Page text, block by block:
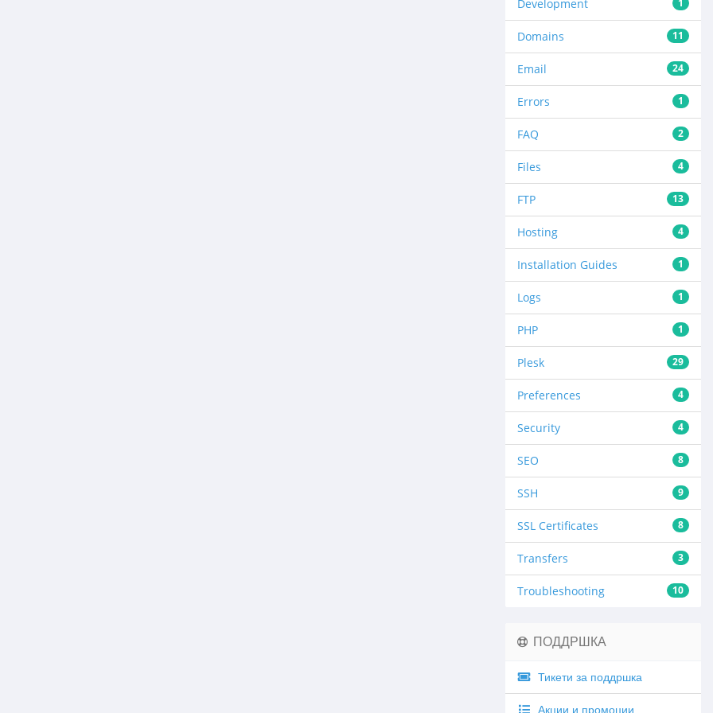
1
Development
11
Domains
24
Email
1
Errors
2
FAQ
4
Files
13
FTP
4
Hosting
1
Installation Guides
1
Logs
1
PHP
29
Plesk
4
Preferences
4
Security
8
SEO
9
SSH
8
SSL Certificates
3
Transfers
10
Troubleshooting
ПОДДРШКА
Тикети за поддршка
Акции и промоции